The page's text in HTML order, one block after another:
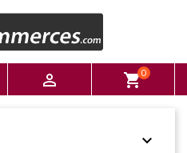
 shopping_cart0